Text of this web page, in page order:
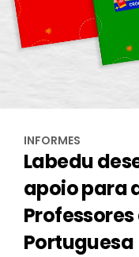
INFORMES
Labedu
apoio para
Portuguesa